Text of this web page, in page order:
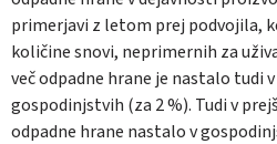
primerjavi z letom prej podvojila,
količine snovi, neprimernih za
več odpadne hrane je nastalo tudi
gospodinjstvih (za 2 %). Tudi v
odpadne hrane nastalo v